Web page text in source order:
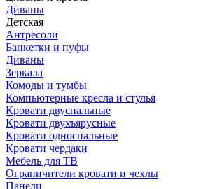
Диваны
Детская
Антресоли
Банкетки и пуфы
Диваны
Зеркала
Комоды и тумбы
Компьютерные кресла и стулья
Кровати двуспальные
Кровати двухъярусные
Кровати односпальные
Кровати чердаки
Мебель для ТВ
Ограничители кровати и чехлы
Панели